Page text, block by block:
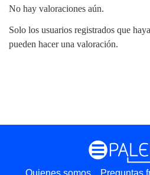
No hay valoraciones aún.
Solo los usuarios registrados que
pueden hacer una valoración.
Quienes somos Preguntas